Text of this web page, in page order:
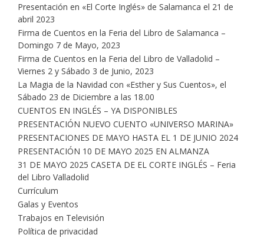
Presentación en «El Corte Inglés» de Salamanca el 21 de
abril 2023
Firma de Cuentos en la Feria del Libro de Salamanca –
Domingo 7 de Mayo, 2023
Firma de Cuentos en la Feria del Libro de Valladolid –
Viernes 2 y Sábado 3 de Junio, 2023
La Magia de la Navidad con «Esther y Sus Cuentos», el
Sábado 23 de Diciembre a las 18.00
CUENTOS EN INGLÉS – YA DISPONIBLES
PRESENTACIÓN NUEVO CUENTO «UNIVERSO MARINA»
PRESENTACIONES DE MAYO HASTA EL 1 DE JUNIO 2024
PRESENTACIÓN 10 DE MAYO 2025 EN ALMANZA
31 DE MAYO 2025 CASETA DE EL CORTE INGLÉS – Feria
del Libro Valladolid
Currículum
Galas y Eventos
Trabajos en Televisión
Política de privacidad